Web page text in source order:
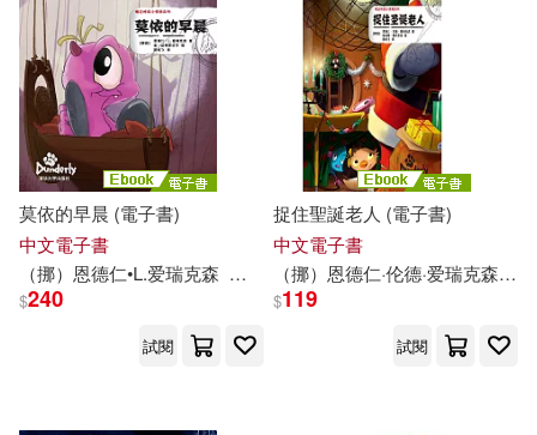
（美）艾瑞克·格蘭尼斯(1)
（美）蓋伊·漢德瑞克(1)
（荷）馬約克·亨瑞克斯(1)
莫依的早晨 (電子書)
中文電子書
（挪）恩德仁•L.爱瑞克森 （挪）金•廷格斯达尔 陈晓飞
$240
試閱
捉住聖誕老人 (電子書)
中文電子書
（挪）恩德仁·伦德·爱瑞克森（Endre Lund Eriksen）
$119
試閱